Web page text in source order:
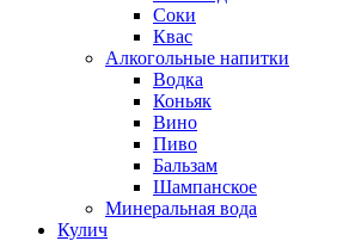
Соки
Квас
Алкогольные напитки
Водка
Коньяк
Вино
Пиво
Бальзам
Шампанское
Минеральная вода
Кулич